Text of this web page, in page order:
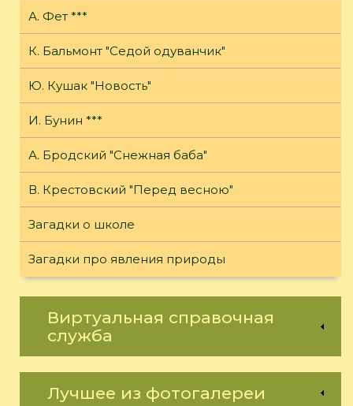
А. Фет ***
К. Бальмонт "Седой одуванчик"
Ю. Кушак "Новость"
И. Бунин ***
А. Бродский "Снежная баба"
В. Крестовский "Перед весною"
Загадки о школе
Загадки про явления природы
Виртуальная справочная
служба
Лучшее из фотогалереи